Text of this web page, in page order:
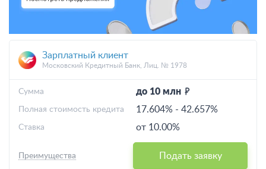
Зарплатный клиент
Московский Кредитный Банк, Лиц. № 1978
до 10 млн
Cумма
17.604% - 42.657%
Полная стоимость кредита
от 10.00%
Ставка
Подать заявку
Преимущества